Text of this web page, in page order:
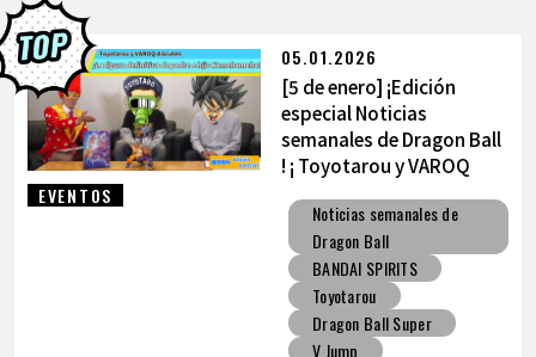
DRAGON BALL: Sparking! ZERO
Gashapon
BANDAI
EVENTOS
05.01.2026
[5 de enero] ¡Edición
especial Noticias
semanales de Dragon Ball
! ¡ Toyotarou y VAROQ
definitiva de
Kamehameha padre-hijo!
Noticias semanales de
Dragon Ball
BANDAI SPIRITS
Toyotarou
Dragon Ball Super
V Jump